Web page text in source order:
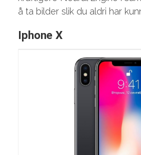
å ta bilder slik du aldri har
Iphone X